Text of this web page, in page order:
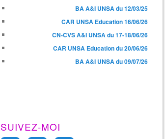
BA A&I UNSA du 12/03/25
CAR UNSA Education 16/06/26
CN-CVS A&I UNSA du 17-18/06/26
CAR UNSA Education du 20/06/26
BA A&I UNSA du 09/07/26
SUIVEZ-MOI